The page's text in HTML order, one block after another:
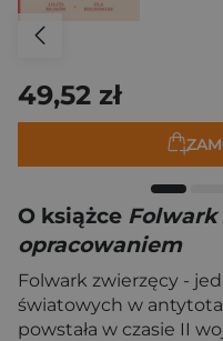
49,52 zł
O książce Folwark
opracowaniem
Folwark zwierzęcy -
światowych w
powstała w czasie II